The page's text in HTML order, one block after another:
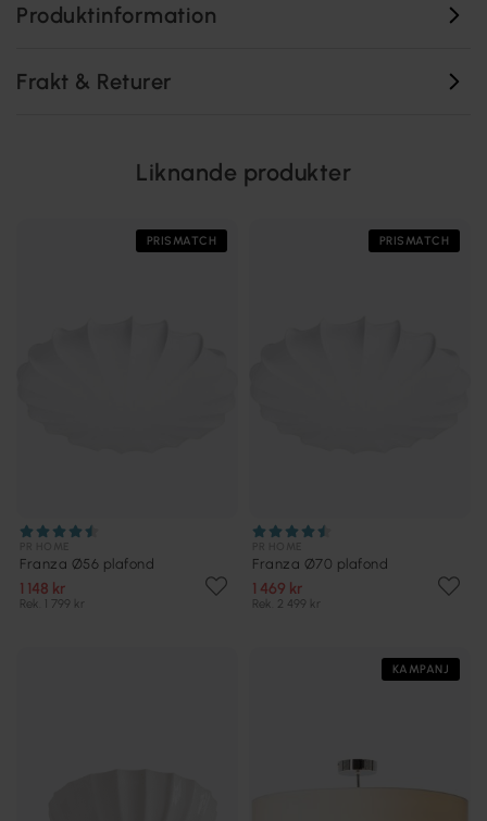
Produktinformation
Frakt & Returer
Liknande produkter
PRISMATCH
Franza Ø56 plafond
1 148 kr
Rek. 1 799 kr
PRISMATCH
Franza Ø70 plafond
1 469 kr
Rek. 2 499 kr
KAMPANJ